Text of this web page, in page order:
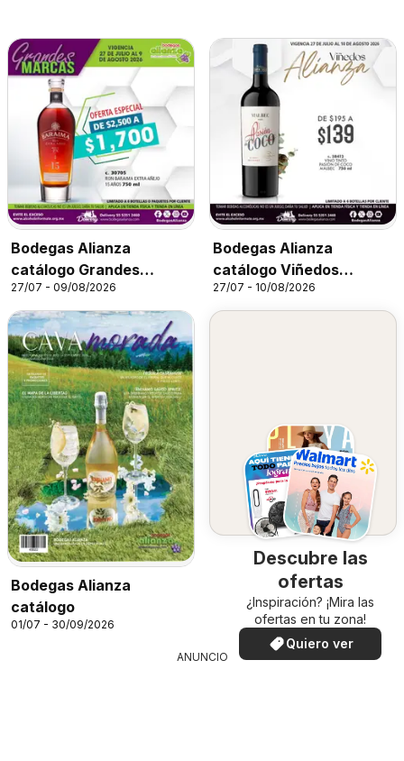
Bodegas Alianza
catálogo Grandes
Marcas
27/07 - 09/08/2026
Bodegas Alianza
catálogo Viñedos
Alianza
27/07 - 10/08/2026
Bodegas Alianza
catálogo
01/07 - 30/09/2026
Descubre las
ofertas
¿Inspiración? ¡Mira las
ofertas en tu zona!
Quiero ver
ANUNCIO